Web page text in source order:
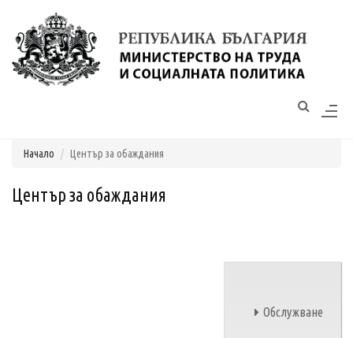
Моля,
обърнете
достъпност.
Начало Център за обаждания
Център за обаждания
Обслужване